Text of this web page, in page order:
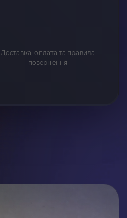
Доставка, оплата та правила
повернення